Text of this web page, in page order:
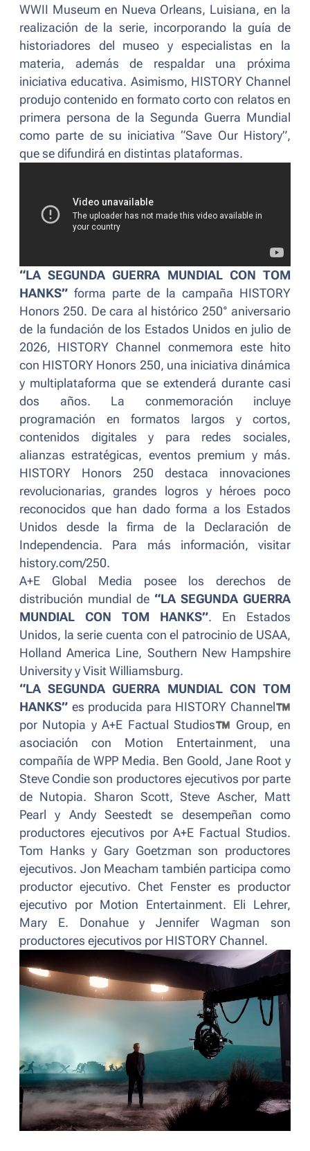
WWII Museum en Nueva Orleans, Luisiana, en la
realización de la serie, incorporando la guía de
historiadores del museo y especialistas en la
materia, además de respaldar una próxima
iniciativa educativa. Asimismo, HISTORY Channel
produjo contenido en formato corto con relatos en
primera persona de la Segunda Guerra Mundial
como parte de su iniciativa “Save Our History”,
que se difundirá en distintas plataformas.
“LA SEGUNDA GUERRA MUNDIAL CON TOM
HANKS” forma parte de la campaña HISTORY
Honors 250. De cara al histórico 250° aniversario
de la fundación de los Estados Unidos en julio de
2026, HISTORY Channel conmemora este hito
con HISTORY Honors 250, una iniciativa dinámica
y multiplataforma que se extenderá durante casi
dos años. La conmemoración incluye
programación en formatos largos y cortos,
contenidos digitales y para redes sociales,
alianzas estratégicas, eventos premium y más.
HISTORY Honors 250 destaca innovaciones
revolucionarias, grandes logros y héroes poco
reconocidos que han dado forma a los Estados
Unidos desde la firma de la Declaración de
Independencia. Para más información, visitar
history.com/250.
A+E Global Media posee los derechos de
distribución mundial de “LA SEGUNDA GUERRA
MUNDIAL CON TOM HANKS”. En Estados
Unidos, la serie cuenta con el patrocinio de USAA,
Holland America Line, Southern New Hampshire
University y Visit Williamsburg.
“LA SEGUNDA GUERRA MUNDIAL CON TOM
HANKS” es producida para HISTORY Channel ™
por Nutopia y A+E Factual Studios™ Group, en
asociación con Motion Entertainment, una
compañía de WPP Media. Ben Goold, Jane Root y
Steve Condie son productores ejecutivos por parte
de Nutopia. Sharon Scott, Steve Ascher, Matt
Pearl y Andy Seestedt se desempeñan como
productores ejecutivos por A+E Factual Studios.
Tom Hanks y Gary Goetzman son productores
ejecutivos. Jon Meacham también participa como
productor ejecutivo. Chet Fenster es productor
ejecutivo por Motion Entertainment. Eli Lehrer,
Mary E. Donahue y Jennifer Wagman son
productores ejecutivos por HISTORY Channel.